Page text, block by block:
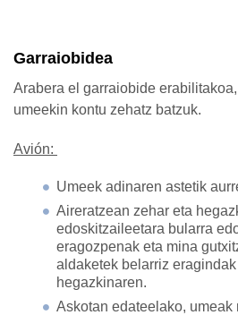
Garraiobidea
Arabera el garraiobide
umeekin kontu zehatz batzuk.
Avión:
Umeek adinaren astetik
Aireratzean zehar eta
edoskitzaileetara bularra
eragozpenak eta mina
aldaketek belarriz
hegazkinaren.
Askotan edateelako, umeak